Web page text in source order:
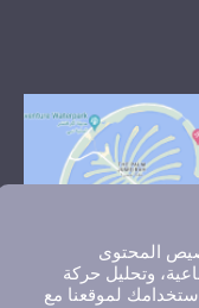
المحتوى
وتحليل حركة
لموقعنا مع